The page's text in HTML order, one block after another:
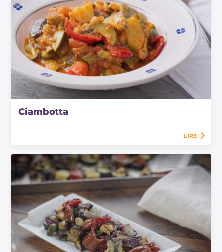
Ciambotta
LIRE